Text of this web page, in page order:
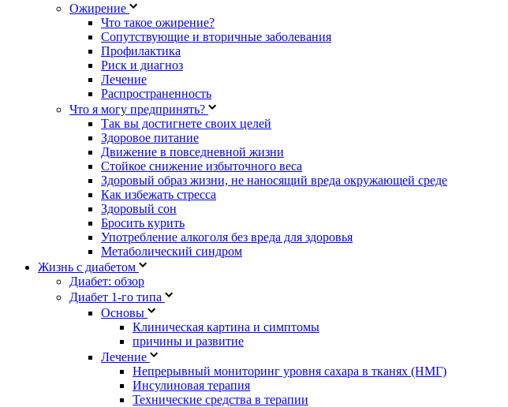
Ожирение
Что такое ожирение?
Сопутствующие и вторичные заболевания
Профилактика
Риск и диагноз
Лечение
Распространенность
Что я могу предпринять?
Так вы достигнете своих целей
Здоровое питание
Движение в повседневной жизни
Стойкое снижение избыточного веса
Здоровый образ жизни, не наносящий вреда окружающей среде
Как избежать стресса
Здоровый сон
Бросить курить
Употребление алкоголя без вреда для здоровья
Метаболический синдром
Жизнь с диабетом
Диабет: обзор
Диабет 1-го типа
Основы
Клиническая картина и симптомы
причины и развитие
Лечение
Непрерывный мониторинг уровня сахара в тканях (НМГ)
Инсулиновая терапия
Технические средства в терапии